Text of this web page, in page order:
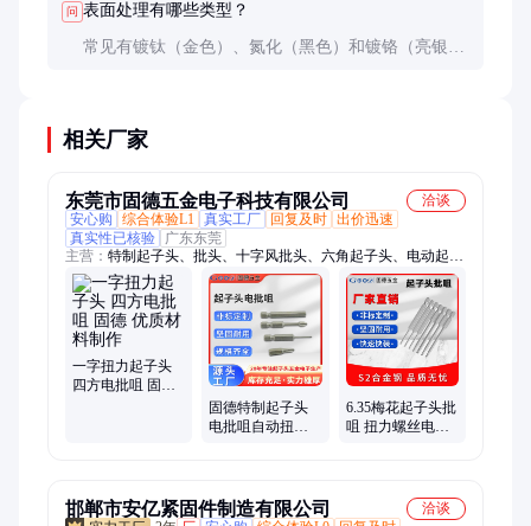
问 表面处理有哪些类型？
常见有镀钛（金色）、氮化（黑色）和镀铬（亮银
相关厂家
东莞市固德五金电子科技有限公司
洽谈
安心购
综合体验L1 真实工厂 回复及时 出价迅速
真实性已核验
广东东莞
主营： 特制起子头、批头、十字风批头、六角起子头、电动起子
批头、六角六角头批咀、各种特殊套筒、批咀
一字扭力起子头
四方电批咀 固德
固德特制起子头
电批咀自动扭力
6.35梅花起子头批
咀 扭力螺丝电批
邯郸市安亿紧固件制造有限公司
洽谈